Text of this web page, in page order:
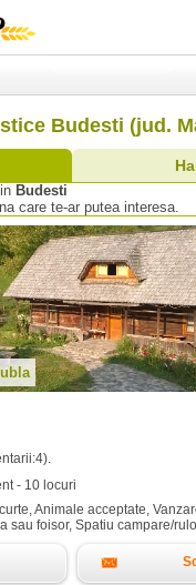
Budesti (jud.
Budesti
care te-ar putea interesa.
4).
- 10 locuri
Animale acceptate,
sau foisor, Spatiu campare/